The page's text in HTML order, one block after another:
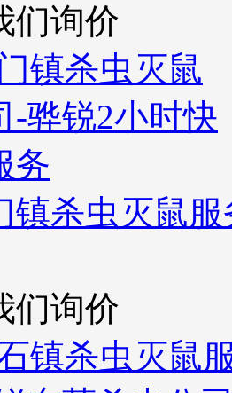
们询价
镇杀虫灭鼠
们询价